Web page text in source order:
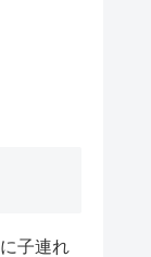
子連れ